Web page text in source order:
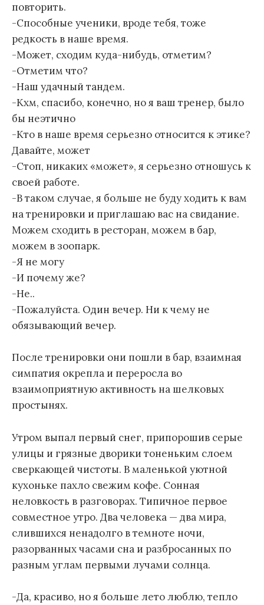
повторить.
-Способные ученики, вроде тебя, тоже
редкость в наше время.
-Может, сходим куда-нибудь, отметим?
-Отметим что?
-Наш удачный тандем.
-Кхм, спасибо, конечно, но я ваш тренер, было
бы неэтично
-Кто в наше время серьезно относится к этике?
Давайте, может
-Стоп, никаких «может», я серьезно отношусь к
своей работе.
-В таком случае, я больше не буду ходить к вам
на тренировки и приглашаю вас на свидание.
Можем сходить в ресторан, можем в бар,
можем в зоопарк.
-Я не могу
-И почему же?
-Не..
-Пожалуйста. Один вечер. Ни к чему не
обязывающий вечер.
После тренировки они пошли в бар, взаимная
симпатия окрепла и переросла во
взаимоприятную активность на шелковых
простынях.
Утром выпал первый снег, припорошив серые
улицы и грязные дворики тоненьким слоем
сверкающей чистоты. В маленькой уютной
кухоньке пахло свежим кофе. Сонная
неловкость в разговорах. Типичное первое
совместное утро. Два человека — два мира,
слившихся ненадолго в темноте ночи,
разорванных часами сна и разбросанных по
разным углам первыми лучами солнца.
-Да, красиво, но я больше лето люблю, тепло